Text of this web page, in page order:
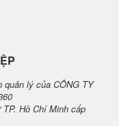
quản lý của CÔNG TY
Hồ Chí Minh cấp